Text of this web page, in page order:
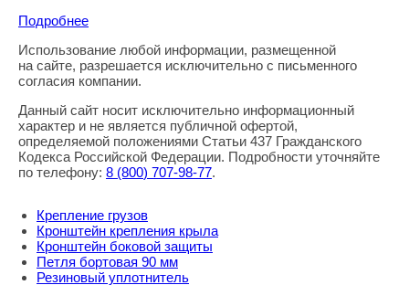
Подробнее
Правовая информация
Использование любой информации, размещенной
на сайте, разрешается исключительно с письменного
согласия компании.
Данный сайт носит исключительно информационный
характер и не является публичной офертой,
определяемой положениями Статьи 437 Гражданского
Кодекса Российской Федерации. Подробности уточняйте
по телефону: 8 (800) 707-98-77.
Крепление грузов
Кронштейн крепления крыла
Кронштейн боковой защиты
Петля бортовая 90 мм
Резиновый уплотнитель